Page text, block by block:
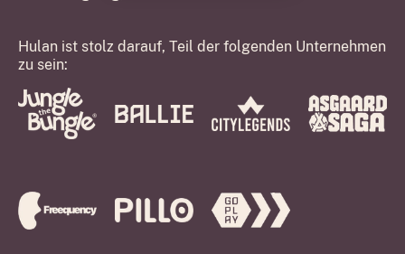
Hulan ist stolz darauf, Teil der folgenden Unternehmen
zu sein: